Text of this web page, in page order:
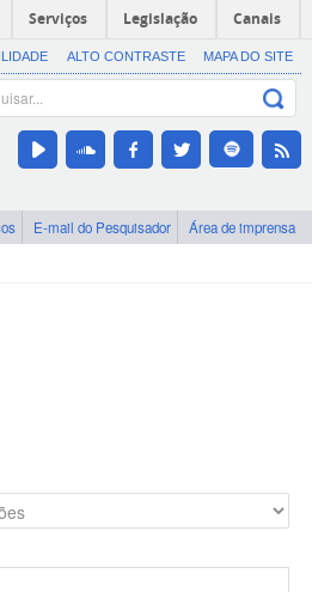
Serviços Legislação Canais
ALTO CONTRASTE MAPA DO SITE
E-mail do Pesquisador Área de imprensa